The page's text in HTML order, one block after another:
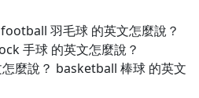
羽毛球 的英文怎麼說？
手球 的英文怎麼說？
麼說？ basketball 棒球 的英文